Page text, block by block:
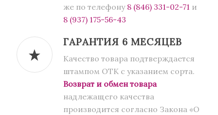
же по телефону 8 (846) 331-02-71 и
8 (937) 175-56-43
ГАРАНТИЯ 6 МЕСЯЦЕВ
Качество товара подтверждается
штампом ОТК с указанием сорта.
Возврат и обмен товара
надлежащего качества
производится согласно Закона «О